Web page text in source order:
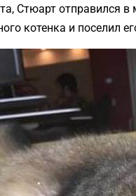
Стюарт отправился
котенка и поселил